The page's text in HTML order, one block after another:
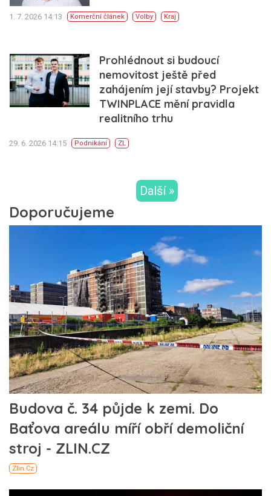
1. 7. 2026 14:13 Komerční článek Volby Kraj
Prohlédnout si budoucí
nemovitost ještě před
zahájením její stavby? Projekt
TWINPLACE mění pravidla
realitního trhu
29. 6. 2026 14:15 Podnikání ZL
Další »